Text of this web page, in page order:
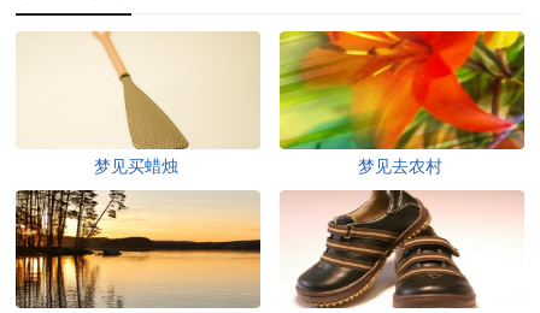
梦见买蜡烛 梦见去农村